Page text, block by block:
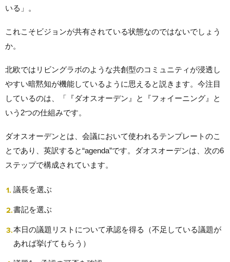
いる」。
これこそビジョンが共有されている状態なのではないでしょう
か。
北欧ではリビングラボのような共創型のコミュニティが浸透し
やすい暗黙知が機能しているように思えると説きます。今注目
しているのは、「『ダオスオーデン』と『フォイーニング』と
いう2つの仕組みです。
ダオスオーデンとは、会議において使われるテンプレートのこ
とであり、英訳すると“agenda”です。ダオスオーデンは、次の6
ステップで構成されています。
議長を選ぶ
書記を選ぶ
本日の議題リストについて承認を得る（不足している議題が
あれば挙げてもらう）